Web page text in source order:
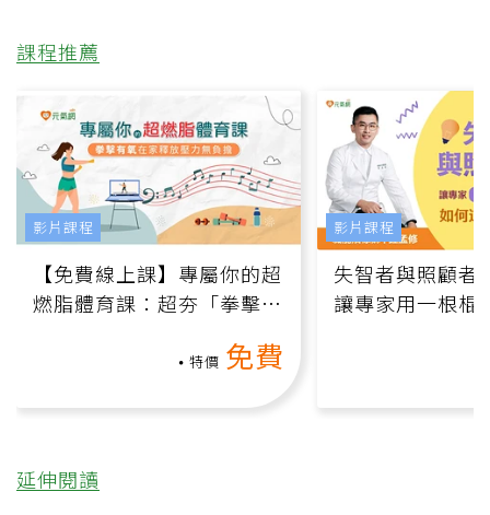
課程推薦
【免費線上課】專屬你的超
燃脂體育課：超夯「拳擊有
特價 免費
影片課程
失智者與照顧者
讓專家用一根棍
影片課程
延伸閱讀